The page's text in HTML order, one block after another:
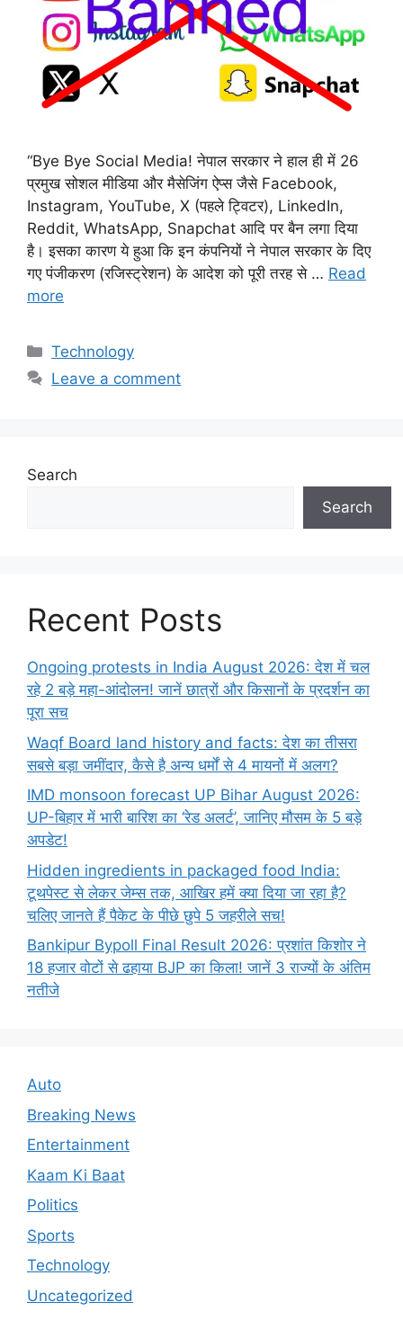
“Bye Bye Social Media! नेपाल सरकार ने हाल ही में 26
प्रमुख सोशल मीडिया और मैसेजिंग ऐप्स जैसे Facebook,
Instagram, YouTube, X (पहले ट्विटर), LinkedIn,
Reddit, WhatsApp, Snapchat आदि पर बैन लगा दिया
है। इसका कारण ये हुआ कि इन कंपनियों ने नेपाल सरकार के दिए
गए पंजीकरण (रजिस्ट्रेशन) के आदेश को पूरी तरह से … Read
more
Categories
Technology
Leave a comment
Search
Search
Recent Posts
Ongoing protests in India August 2026: देश में चल
रहे 2 बड़े महा-आंदोलन! जानें छात्रों और किसानों के प्रदर्शन का
पूरा सच
Waqf Board land history and facts: देश का तीसरा
सबसे बड़ा जमींदार, कैसे है अन्य धर्मों से 4 मायनों में अलग?
IMD monsoon forecast UP Bihar August 2026:
UP-बिहार में भारी बारिश का ‘रेड अलर्ट’, जानिए मौसम के 5 बड़े
अपडेट!
Hidden ingredients in packaged food India:
टूथपेस्ट से लेकर जेम्स तक, आखिर हमें क्या दिया जा रहा है?
चलिए जानते हैं पैकेट के पीछे छुपे 5 जहरीले सच!
Bankipur Bypoll Final Result 2026: प्रशांत किशोर ने
18 हजार वोटों से ढहाया BJP का किला! जानें 3 राज्यों के अंतिम
नतीजे
Auto
Breaking News
Entertainment
Kaam Ki Baat
Politics
Sports
Technology
Uncategorized